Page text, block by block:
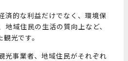
済的な利益だけでなく、環境保
地域住民の生活の質向上など、
光です。
光事業者、地域住民がそれぞれ